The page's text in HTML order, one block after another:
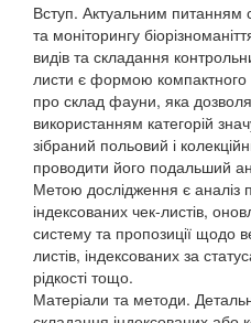
Вступ. Актуальним питанням
та моніторингу
видів та складання
листи є формою компактного
про склад фауни, яка
використанням категорій
зібраний польовий і
проводити його подальший
Метою дослідження є аналіз
індексованих чек-листів,
систему та пропозиції щодо
листів, індексованих за
рідкості тощо.
Матеріали та методи.